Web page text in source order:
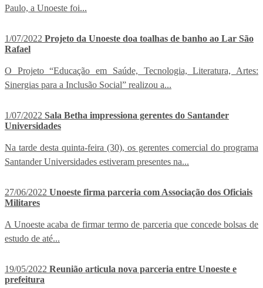
Paulo, a Unoeste foi...
1/07/2022 Projeto da Unoeste doa toalhas de banho ao Lar São
Rafael
O Projeto “Educação em Saúde, Tecnologia, Literatura, Artes:
Sinergias para a Inclusão Social” realizou a...
1/07/2022 Sala Betha impressiona gerentes do Santander
Universidades
Na tarde desta quinta-feira (30), os gerentes comercial do programa
Santander Universidades estiveram presentes na...
27/06/2022 Unoeste firma parceria com Associação dos Oficiais
Militares
A Unoeste acaba de firmar termo de parceria que concede bolsas de
estudo de até...
19/05/2022 Reunião articula nova parceria entre Unoeste e
prefeitura